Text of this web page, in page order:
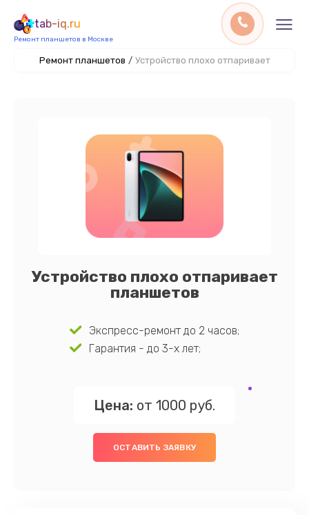
tab-iq.ru
Ремонт планшетов в Москве
Ремонт планшетов / Устройство плохо отпаривает
Устройство плохо отпаривает
планшетов
Экспресс-ремонт до 2 часов;
Гарантия - до 3-х лет;
Цена: от 1000 руб.
ОСТАВИТЬ ЗАЯВКУ